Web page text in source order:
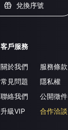
兌換序號
客戶服務
關於我們
常見問題
聯絡我們
升級VIP
服務條款
隱私權
公開徵件
合作洽談